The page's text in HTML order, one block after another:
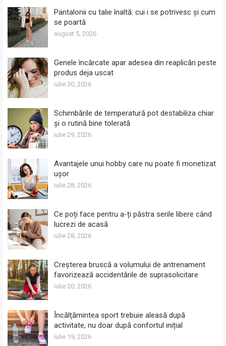
Pantalonii cu talie înaltă: cui i se potrivesc și cum
se poartă
august 5, 2026
Genele încărcate apar adesea din reaplicări peste
produs deja uscat
iulie 30, 2026
Schimbările de temperatură pot destabiliza chiar
și o rutină bine tolerată
iulie 29, 2026
Avantajele unui hobby care nu poate fi monetizat
ușor
iulie 28, 2026
Ce poți face pentru a-ți păstra serile libere când
lucrezi de acasă
iulie 28, 2026
Creșterea bruscă a volumului de antrenament
favorizează accidentările de suprasolicitare
iulie 20, 2026
Încălțămintea sport trebuie aleasă după
activitate, nu doar după confortul inițial
iulie 19, 2026